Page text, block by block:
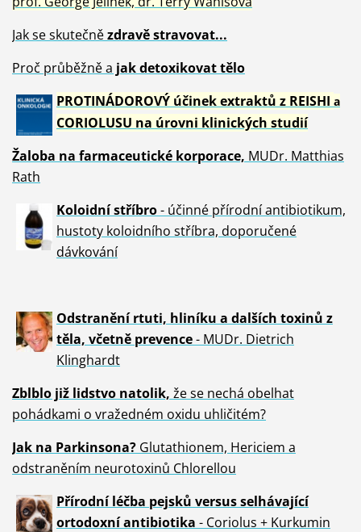
Jak se skutečnězdravěstravovat...
Proč průběžně a jak detoxikovat tělo
PROTINÁDOROVÝ účinek extraktů z REISHI a
CORIOLUSU na úrovni klinických studií
Žaloba na farmaceutické korporace, MUDr. Matthias
Rath
Koloidní stříbro- účinné přírodní antibiotikum,
hustoty koloidního stříbra, doporučené
dávkování
Odstranění rtuti, hliníku a dalších toxinů z
těla, včetně prevence- MUDr. Dietrich
Klinghardt
Zblblo již lidstvo natolik, že se nechá obelhat
pohádkami o vražedném oxidu uhličitém?
Jak na Parkinsona?Glutathionem, Hericiem a
odstraněním neurotoxinů Chlorellou
Přírodní léčba pejsků versus selhávající
ortodoxní antibiotika - Coriolus + Kurkumin